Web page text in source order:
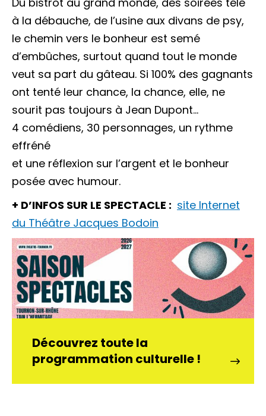
à la débauche, de l’usine aux divans de psy,
le chemin vers le bonheur est semé
d’embûches, surtout quand tout le monde
veut sa part du gâteau. Si 100% des gagnants
ont tenté leur chance, la chance, elle, ne
sourit pas toujours à Jean Dupont…
4 comédiens, 30 personnages, un rythme
effréné
et une réflexion sur l’argent et le bonheur
posée avec humour.
+ D’INFOS SUR LE SPECTACLE : site Internet
du Théâtre Jacques Bodoin
Découvrez toute la
programmation culturelle !